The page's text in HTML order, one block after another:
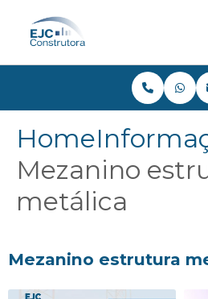
Home
Mezanino
metálica
Mezanino estrutura